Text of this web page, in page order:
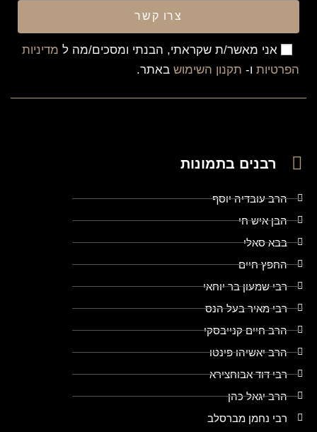
אני מאשר/ת שקראתי, הבנתי ומסכים/מה ל מדיניות
הפרטיות ו- תקנון השימוש באתר.
צרו קשר
רבנים בתמונות
הרב עובדיה יוסף
הבן איש חי
בבא סאלי
החפץ חיים
רבי שמעון בר יוחאי
רבי מאיר בעל הנס
הרב חיים קנייבסקי
הרב יאשיהו פינטו
רבי דוד אבוחצירא
הרב יגאל כהן
רבי נחמן מברסלב